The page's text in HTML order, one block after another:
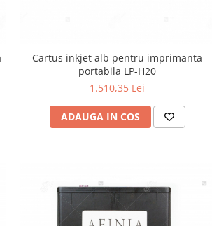
Cartus inkjet alb pentru imprimanta
portabila LP-H20
1.510,35 Lei
ADAUGA IN COS